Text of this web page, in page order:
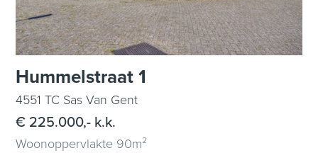
Hummelstraat 1
4551 TC Sas Van Gent
€ 225.000,- k.k.
Woonoppervlakte 90m²